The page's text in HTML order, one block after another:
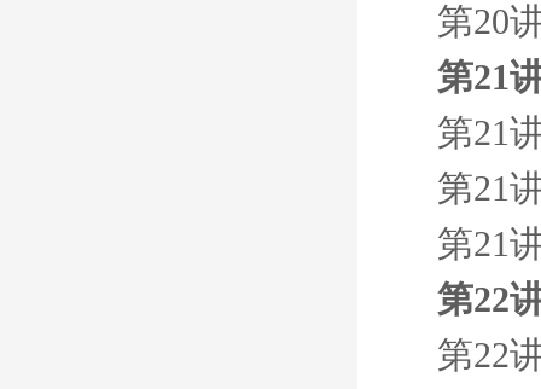
第20
第21
第21
第21
第21
第22
第22